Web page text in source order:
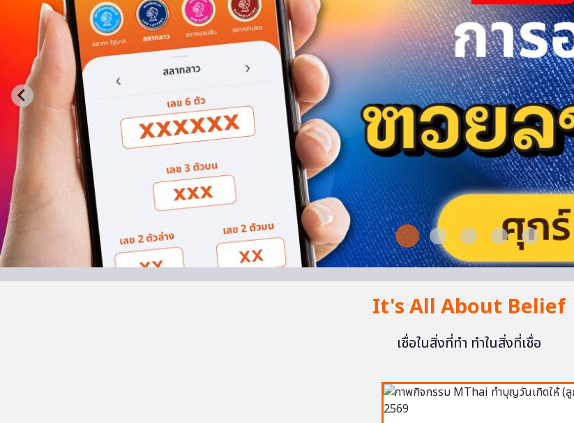
It's All About Belief
เชื่อในสิ่งที่ทำ ทำในสิ่งที่เชื่อ